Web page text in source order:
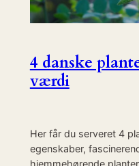
4 danske
værdi
Her får du serveret 4
egenskaber,
hjemmehørende